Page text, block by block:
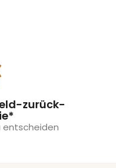
zurück-
entscheiden